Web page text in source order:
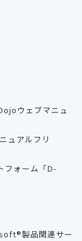
ウェブマニュ
ュアルフリ
フォーム「D-
製品関連サー